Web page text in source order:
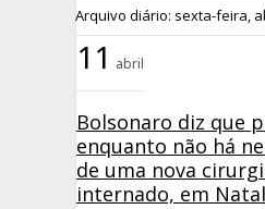
Arquivo diário: sexta-feira,
11 abril
Bolsonaro diz que
enquanto não há
de uma nova
internado, em Natal